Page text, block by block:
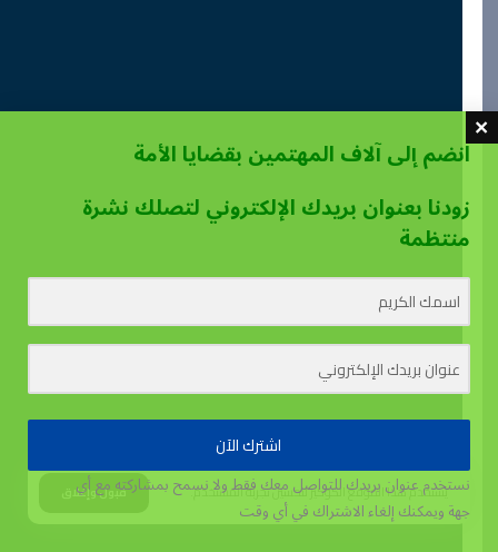
يستخدم هذا الموقع الكوكيز لتحسين تجربة المستخدم. قبول وإغلاق
انضم إلى آلاف المهتمين بقضايا الأمة
زودنا بعنوان بريدك الإلكتروني لتصلك نشرة
منتظمة
اشترك الآن
نستخدم عنوان بريدك للتواصل معك فقط ولا نسمح بمشاركته مع أي
جهةويمكنك إلغاء الاشتراك في أي وقت